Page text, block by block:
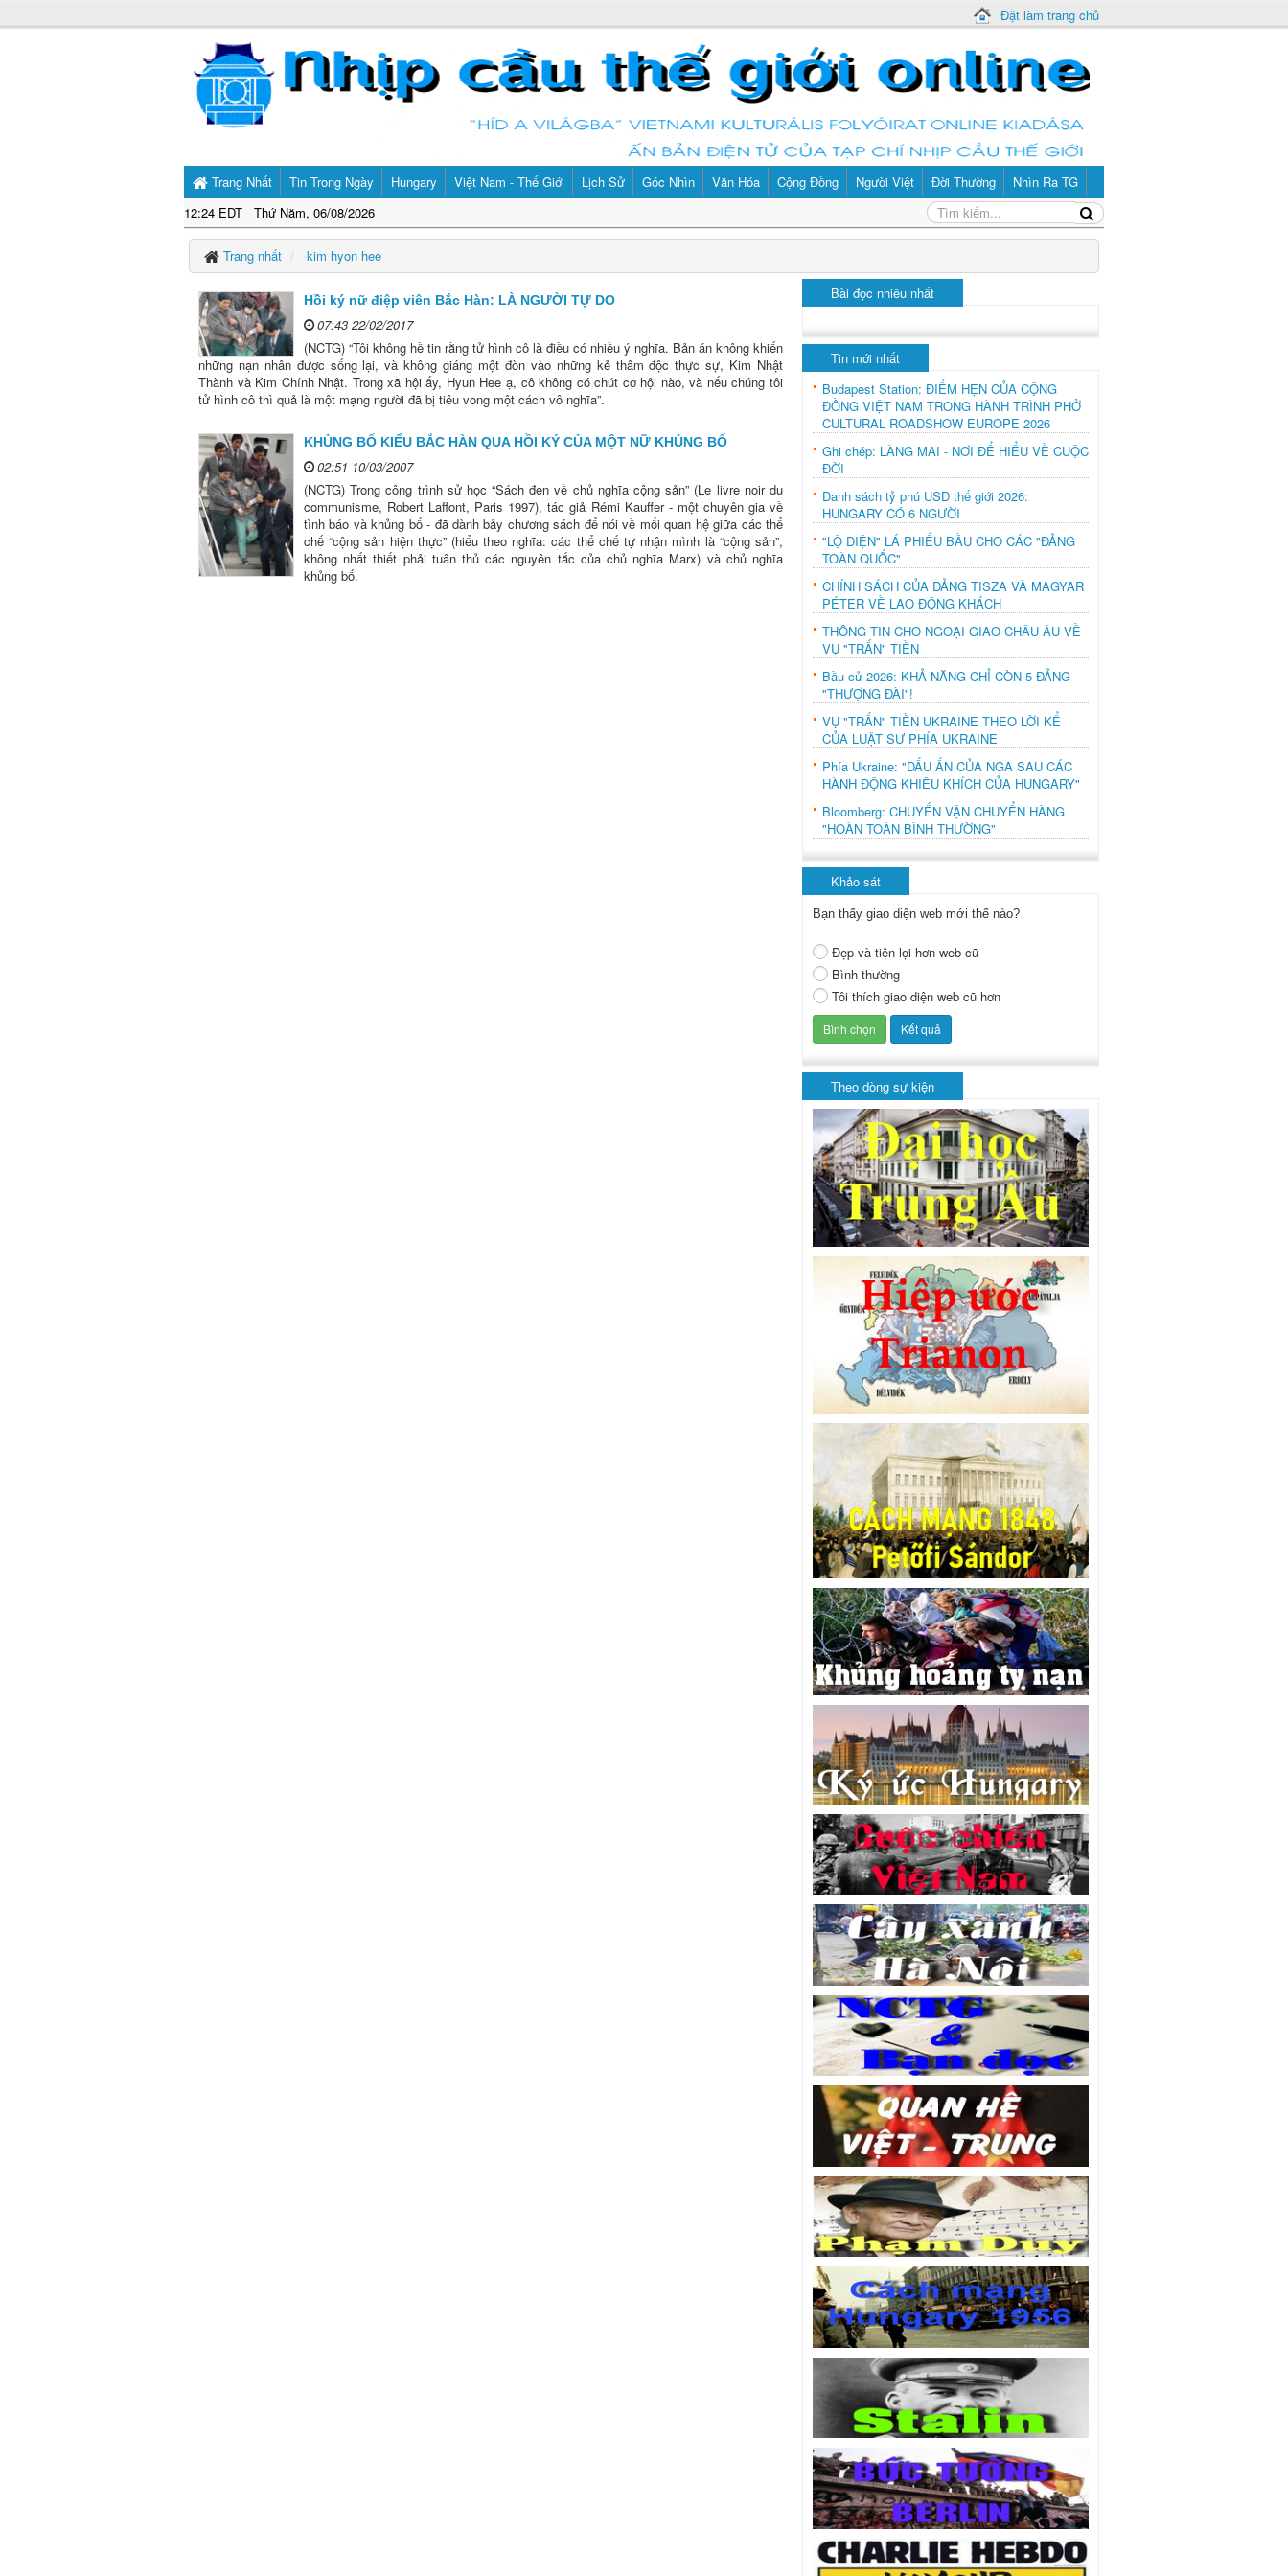
Đặt làm trang chủ
Trang Nhất
12:24 EDT Thứ Năm, 06/08/2026
Tin Trong Ngày Hungary Việt Nam - Thế Giới Lịch Sử Góc Nhìn Văn Hóa Cộng Đồng Người Việt Đời Thường Nhìn Ra TG
Trang nhất kim hyon hee
Hồi ký nữ điệp viên Bắc Hàn: LÀ NGƯỜI TỰ DO
07:43 22/02/2017
(NCTG) “Tôi không hề tin rằng tử hình cô là điều có nhiều ý nghĩa. Bản án không khiến
những nạn nhân được sống lại, và không giáng một đòn vào những kẻ thâm độc thực sự, Kim Nhật
Thành và Kim Chính Nhật. Trong xã hội ấy, Hyun Hee ạ, cô không có chút cơ hội nào, và nếu chúng tôi
tử hình cô thì quả là một mạng người đã bị tiêu vong một cách vô nghĩa”.
KHỦNG BỐ KIỂU BẮC HÀN QUA HỒI KÝ CỦA MỘT NỮ KHỦNG BỐ
02:51 10/03/2007
(NCTG) Trong công trình sử học “Sách đen về chủ nghĩa cộng sản” (Le livre noir du
communisme, Robert Laffont, Paris 1997), tác giả Rémi Kauffer - một chuyên gia về
tình báo và khủng bố - đã dành bảy chương sách để nói về mối quan hệ giữa các thể
chế “cộng sản hiện thực” (hiểu theo nghĩa: các thể chế tự nhận mình là “cộng sản”,
không nhất thiết phải tuân thủ các nguyên tắc của chủ nghĩa Marx) và chủ nghĩa
khủng bố.
Bài đọc nhiều nhất
Tin mới nhất
Budapest Station: ĐIỂM HẸN CỦA CỘNG
ĐỒNG VIỆT NAM TRONG HÀNH TRÌNH PHỞ
CULTURAL ROADSHOW EUROPE 2026
Ghi chép: LÀNG MAI - NƠI ĐỂ HIỂU VỀ CUỘC
ĐỜI
Danh sách tỷ phú USD thế giới 2026:
HUNGARY CÓ 6 NGƯỜI
"LỘ DIỆN" LÁ PHIẾU BẦU CHO CÁC "ĐẢNG
TOÀN QUỐC"
CHÍNH SÁCH CỦA ĐẢNG TISZA VÀ MAGYAR
PÉTER VỀ LAO ĐỘNG KHÁCH
THÔNG TIN CHO NGOẠI GIAO CHÂU ÂU VỀ
VỤ "TRẤN" TIỀN
Bầu cử 2026: KHẢ NĂNG CHỈ CÒN 5 ĐẢNG
"THƯỢNG ĐÀI"!
VỤ "TRẤN" TIỀN UKRAINE THEO LỜI KỂ
CỦA LUẬT SƯ PHÍA UKRAINE
Phía Ukraine: "DẤU ẤN CỦA NGA SAU CÁC
HÀNH ĐỘNG KHIÊU KHÍCH CỦA HUNGARY"
Bloomberg: CHUYẾN VẬN CHUYỂN HÀNG
"HOÀN TOÀN BÌNH THƯỜNG"
Khảo sát
Bạn thấy giao diện web mới thế nào?
Đẹp và tiện lợi hơn web cũ
Bình thường
Tôi thích giao diện web cũ hơn
Theo dòng sự kiện